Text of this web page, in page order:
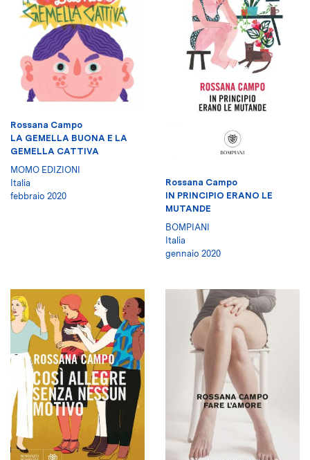
Rossana Campo
LA GEMELLA BUONA E LA
GEMELLA CATTIVA
MOMO EDIZIONI
Italia
febbraio 2020
Rossana Campo
IN PRINCIPIO ERANO LE
MUTANDE
BOMPIANI
Italia
gennaio 2020